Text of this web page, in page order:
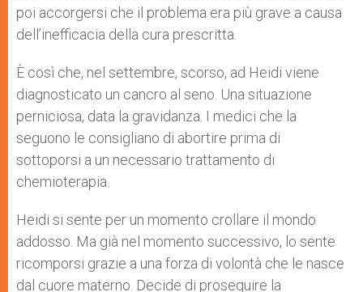
poi accorgersi che il problema era più grave a causa
dell’inefficacia della cura prescritta.
È così che, nel settembre, scorso, ad Heidi viene
diagnosticato un cancro al seno. Una situazione
perniciosa, data la gravidanza. I medici che la
seguono le consigliano di abortire prima di
sottoporsi a un necessario trattamento di
chemioterapia.
Heidi si sente per un momento crollare il mondo
addosso. Ma già nel momento successivo, lo sente
ricomporsi grazie a una forza di volontà che le nasce
dal cuore materno. Decide di proseguire la